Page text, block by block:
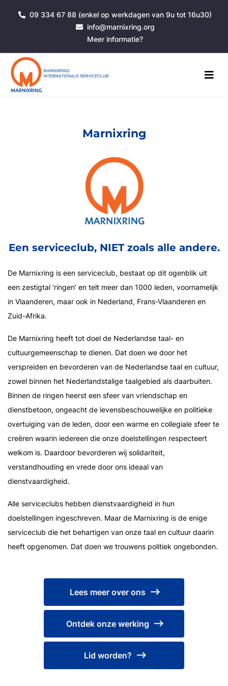
09 334 67 88 (enkel op werkdagen van 9u tot 16u30)
info@marnixring.org
Meer informatie?
Marnixring
Een serviceclub, NIET zoals alle andere.
De Marnixring is een serviceclub, bestaat op dit ogenblik uit
een zestigtal ‘ringen’ en telt meer dan 1000 leden, voornamelijk
in Vlaanderen, maar ook in Nederland, Frans-Vlaanderen en
Zuid-Afrika.
De Marnixring heeft tot doel de Nederlandse taal- en
cultuurgemeenschap te dienen. Dat doen we door het
verspreiden en bevorderen van de Nederlandse taal en cultuur,
zowel binnen het Nederlandstalige taalgebied als daarbuiten.
Binnen de ringen heerst een sfeer van vriendschap en
dienstbetoon, ongeacht de levensbeschouwelijke en politieke
overtuiging van de leden, door een warme en collegiale sfeer te
creëren waarin iedereen die onze doelstellingen respecteert
welkom is. Daardoor bevorderen wij solidariteit,
verstandhouding en vrede door ons ideaal van
dienstvaardigheid.
Alle serviceclubs hebben dienstvaardigheid in hun
doelstellingen ingeschreven. Maar de Marnixring is de enige
serviceclub die het behartigen van onze taal en cultuur daarin
heeft opgenomen. Dat doen we trouwens politiek ongebonden.
Lees meer over ons
Ontdek onze werking
Lid worden?